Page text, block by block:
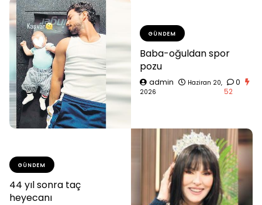
GÜNDEM
Baba-oğuldan spor
pozu
admin
Haziran 20,
2026
0
52
GÜNDEM
44 yıl sonra taç
heyecanı